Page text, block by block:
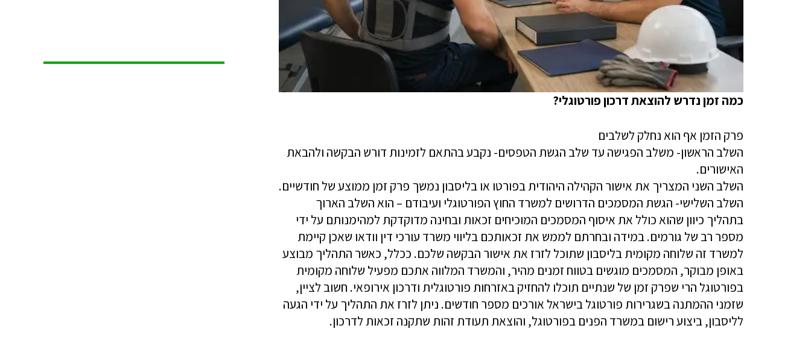
כמה זמן נדרש להוצאת דרכון פורטוגלי?
פרק הזמן אף הוא נחלק לשלבים
השלב הראשון- משלב הפגישה עד שלב הגשת הטפסים- נקבע בהתאם לזמינות דורש הבקשה ולהבאת
האישורים.
השלב השני המצריך את אישור הקהילה היהודית בפורטו או בליסבון נמשך פרק זמן ממוצע של חודשיים.
השלב השלישי- הגשת המסמכים הדרושים למשרד החוץ הפורטוגלי ועיבודם – הוא השלב הארוך
בתהליך כיוון שהוא כולל את איסוף המסמכים המוכיחים זכאות ובחינה מדוקדקת למהימנותם על ידי
מספר רב של גורמים. במידה ובחרתם לממש את זכאותכם בליווי משרד עורכי דין וודאו שאכן קיימת
למשרד זה שלוחה מקומית בליסבון שתוכל לזרז את אישור הבקשה שלכם. ככלל, כאשר התהליך מבוצע
באופן מבוקר, המסמכים מוגשים בטווח זמנים מהיר, והמשרד המלווה אתכם מפעיל שלוחה מקומית
בפורטוגל הרי שפרק זמן של שנתיים תוכלו להחזיק באזרחות פורטוגלית ודרכון אירופאי. חשוב לציין,
שזמני ההמתנה בשגרירות פורטוגל בישראל אורכים מספר חודשים. ניתן לזרז את התהליך על ידי הגעה
לליסבון, ביצוע רישום במשרד הפנים בפורטוגל, והוצאת תעודת זהות שתקנה זכאות לדרכון.